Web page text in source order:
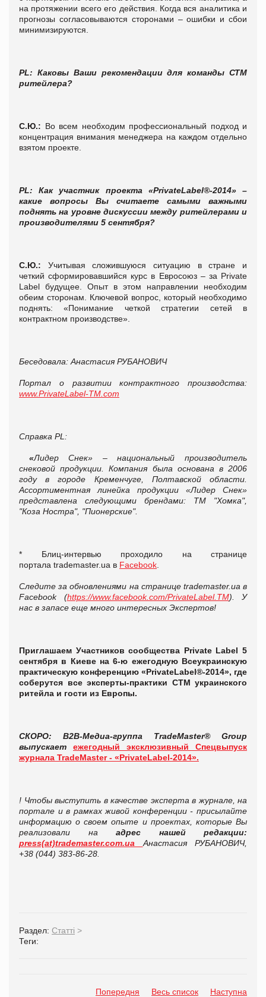
на протяжении всего его действия. Когда вся аналитика и
прогнозы согласовываются сторонами – ошибки и сбои
минимизируются.
PL: Каковы Ваши рекомендации для команды СТМ
ритейлера?
С.Ю.: Во всем необходим профессиональный подход и
концентрация внимания менеджера на каждом отдельно
взятом проекте.
PL: Как участник проекта «PrivateLabel®-2014» –
какие вопросы Вы считаете самыми важными
поднять на уровне дискуссии между ритейлерами и
производителями 5 сентября?
С.Ю.: Учитывая сложившуюся ситуацию в стране и
четкий сформировавшийся курс в Евросоюз – за Private
Label будущее. Опыт в этом направлении необходим
обеим сторонам. Ключевой вопрос, который необходимо
поднять: «Понимание четкой стратегии сетей в
контрактном производстве».
Беседовала: Анастасия РУБАНОВИЧ
Портал о развитии контрактного производства:
www.PrivateLabel-TM com
Справка PL :
«Лидер Снек» – национальный производитель
снековой продукции. Компания была основана в 2006
году в городе Кременчуге, Полтавской области.
Ассортиментная линейка продукции «Лидер Снек»
представлена следующими брендами: ТМ "Хомка",
"Коза Ностра", "Пионерские".
* Блиц-интервью проходило на странице
портала trademaster.ua в Facebook
Следите за обновлениями на странице trademaster.ua в
Facebook (https://www.facebook.com/PrivateLabel.TM). У
нас в запасе еще много интересных Экспертов!
Приглашаем Участников сообщества Private Label 5
сентября в Киеве на 6-ю ежегодную Всеукраинскую
практическую конференцию «PrivateLabel®-2014», где
соберутся все эксперты-практики СТМ украинского
ритейла и гости из Европы.
СКОРО: B2B-Медиа-группа TradeMaster® Group
выпускает ежегодный эксклюзивный Спецвыпуск
журнала TradeMaster - «PrivateLabel-2014».
! Чтобы выступить в качестве эксперта в журнале, на
портале и в рамках живой конференции - присылайте
информацию о своем опыте и проектах, которые Вы
реализовали на адрес нашей редакции:
press(at)trademaster.com.ua Анастасия РУБАНОВИЧ,
+38 (044) 383-86-28.
Раздел: Статті >
Теги:
Попередня Весь список Наступна